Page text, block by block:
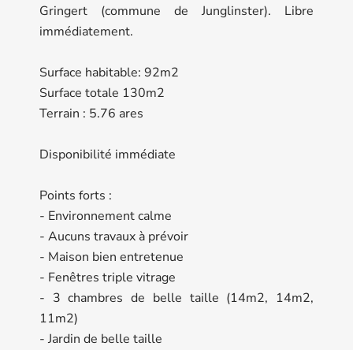
Gringert (commune de Junglinster). Libre
immédiatement.
Surface habitable: 92m2
Surface totale 130m2
Terrain : 5.76 ares
Disponibilité immédiate
Points forts :
- Environnement calme
- Aucuns travaux à prévoir
- Maison bien entretenue
- Fenêtres triple vitrage
- 3 chambres de belle taille (14m2, 14m2,
11m2)
- Jardin de belle taille